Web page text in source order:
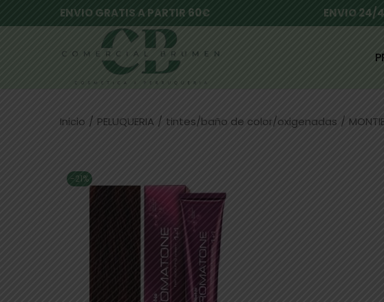
ENVIO GRATIS A PARTIR 60€ ENVIO 24/
Inicio / PELUQUERIA / tintes/baño de color/oxigenadas /
-21%